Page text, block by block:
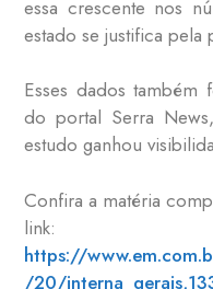
essa crescente nos
estado se justifica pela
Esses dados
do portal Serra
estudo ganhou
Confira a matéria
link:
https://
/20/